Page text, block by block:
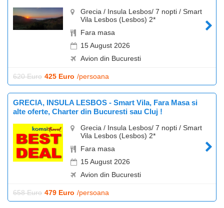
Grecia / Insula Lesbos/ 7 nopti / Smart
Vila Lesbos (Lesbos) 2*
Fara masa
15 August 2026
Avion din Bucuresti
620 Euro 425 Euro /persoana
GRECIA, INSULA LESBOS - Smart Vila, Fara Masa si
alte oferte, Charter din Bucuresti sau Cluj !
Grecia / Insula Lesbos/ 7 nopti / Smart
Vila Lesbos (Lesbos) 2*
Fara masa
15 August 2026
Avion din Bucuresti
658 Euro 479 Euro /persoana